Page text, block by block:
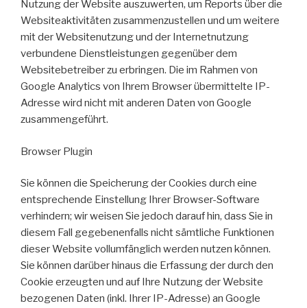
Nutzung der Website auszuwerten, um Reports über die
Websiteaktivitäten zusammenzustellen und um weitere
mit der Websitenutzung und der Internetnutzung
verbundene Dienstleistungen gegenüber dem
Websitebetreiber zu erbringen. Die im Rahmen von
Google Analytics von Ihrem Browser übermittelte IP-
Adresse wird nicht mit anderen Daten von Google
zusammengeführt.
Browser Plugin
Sie können die Speicherung der Cookies durch eine
entsprechende Einstellung Ihrer Browser-Software
verhindern; wir weisen Sie jedoch darauf hin, dass Sie in
diesem Fall gegebenenfalls nicht sämtliche Funktionen
dieser Website vollumfänglich werden nutzen können.
Sie können darüber hinaus die Erfassung der durch den
Cookie erzeugten und auf Ihre Nutzung der Website
bezogenen Daten (inkl. Ihrer IP-Adresse) an Google